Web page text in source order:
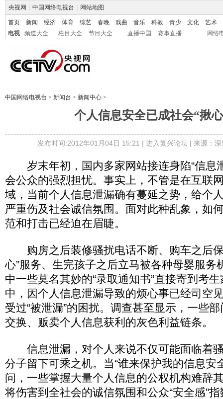
央视网 中国网络电视台 网站地图
首页 新闻 经济 体育 综艺 春晚 戏曲 音乐 科教 青少 文化
艺术
电视
频道大全 栏目大全 节目大全 直播中国 赛事直播 网络
中国网络电视台 > 新闻台 > 新闻中心 >
个人信息安全已成社会“揪
发布时间:2012年01月04日 15:21 | 进入复兴论坛| 来源：
岁末年初，国内多家网站接连身陷“信息
会公众的强烈担忧。事实上，不管是在互联
域，当前个人信息泄漏确有蔓延之势，给个
严重伤及社会诚信氛围。面对此种乱象，如
范和打击已经迫在眉睫。
购房之后装修骚扰电话不断、购车之后保
心”服务、生完孩子之后立马被各种母婴服务
中一些莫名其妙的“录取通知书”直接寄到考
中，因个人信息泄漏导致的烦心事已经司空
受过“被泄漏”的困扰。调查甚至显示，一些
交换、贩卖个人信息获利的灰色利益链条。
信息泄漏，对个人来说不仅可能面临着
分子留下可乘之机。当“谁来保护我的信息安
问，一些掌握大量个人信息的公权机构难辞
将伤害到全社会的诚信氛围和公众“安全感”